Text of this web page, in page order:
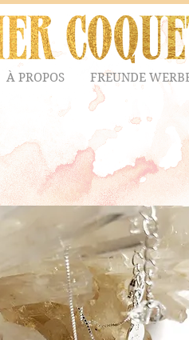
À PROPOS FREUNDE